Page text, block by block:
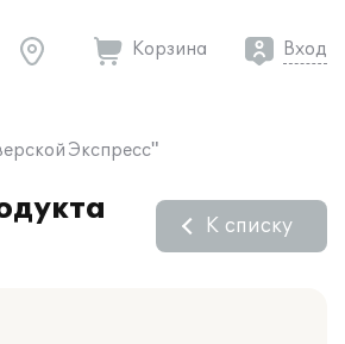
Корзина Вход
Экспресс"
К списку